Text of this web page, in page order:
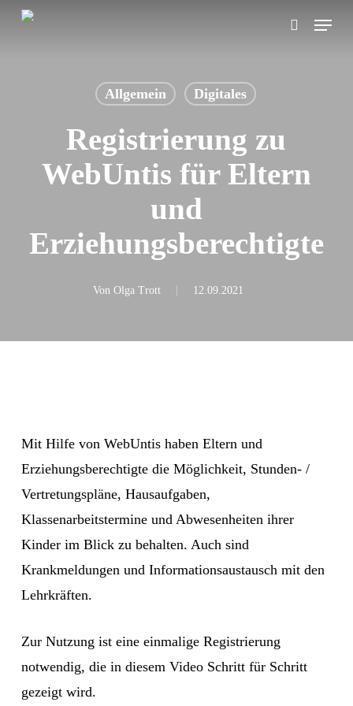
Skip
search
Menu
Allgemein Digitales
Registrierung zu
WebUntis für Eltern
und
Erziehungsberechtigte
Von Olga Trott 12.09.2021
Mit Hilfe von WebUntis haben Eltern und
Erziehungsberechtigte die Möglichkeit, Stunden- /
Vertretungspläne, Hausaufgaben,
Klassenarbeitstermine und Abwesenheiten ihrer
Kinder im Blick zu behalten. Auch sind
Krankmeldungen und Informationsaustausch mit den
Lehrkräften.
Zur Nutzung ist eine einmalige Registrierung
notwendig, die in diesem Video Schritt für Schritt
gezeigt wird.
dem
des
Videos